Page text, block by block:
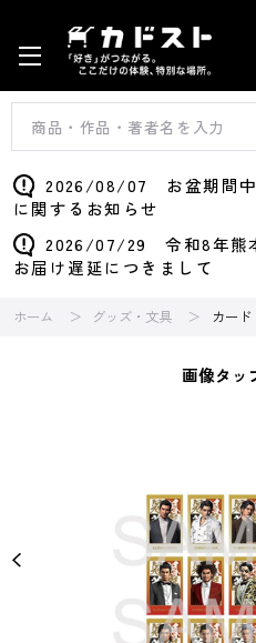
2026/08/07 お盆期間中
に関するお知らせ
2026/07/29 令和8年熊
お届け遅延につきまして
ホーム グッズ・文具 カード
画像タッ